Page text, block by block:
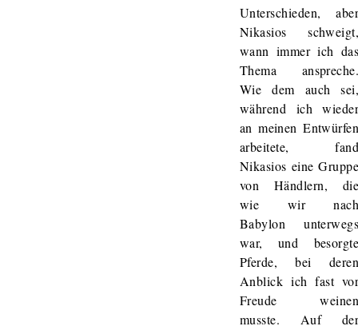
Unterschieden,
Nikasios
wann immer ich
Thema
Wie dem auch
während ich
an meinen
arbeitete,
Nikasios eine
von Händlern,
wie wir
Babylon
war, und
Pferde, bei
Anblick ich fast
Freude
musste. Auf